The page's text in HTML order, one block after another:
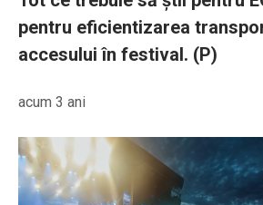
pentru eficientizarea
accesului în festival. (P)
acum 3 ani